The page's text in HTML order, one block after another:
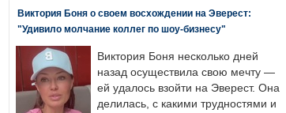
Виктория Боня о своем восхождении на Эверест:
"Удивило молчание коллег по шоу-бизнесу"
Виктория Боня несколько дней
назад осуществила свою мечту —
ей удалось взойти на Эверест. Она
делилась, с какими трудностями и